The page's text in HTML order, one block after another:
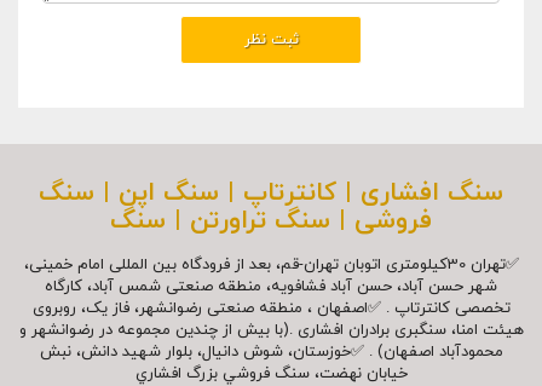
سنگ افشاری | کانترتاپ | سنگ اپن | سنگ
فروشی | سنگ تراورتن | سنگ
✅تهران 30کیلومتری اتوبان تهران-قم، بعد از فرودگاه بین المللی امام خمینی،
شهر حسن آباد، حسن آباد فشافویه، منطقه صنعتی شمس آباد، کارگاه
تخصصی کانترتاپ . ✅اصفهان ، منطقه صنعتی رضوانشهر، فاز یک، روبروی
هیئت امنا، سنگبری برادران افشاری .(با بیش از چندین مجموعه در رضوانشهر و
محمودآباد اصفهان) . ✅خوزستان، شوش دانیال، بلوار شهيد دانش، نبش
خیابان نهضت، سنگ فروشي بزرگ افشاري